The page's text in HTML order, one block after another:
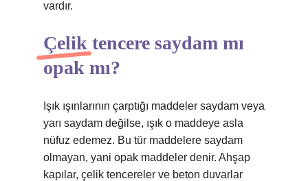
vardır.
Çelik tencere saydam mı
opak mı?
Işık ışınlarının çarptığı maddeler saydam veya
yarı saydam değilse, ışık o maddeye asla
nüfuz edemez. Bu tür maddelere saydam
olmayan, yani opak maddeler denir. Ahşap
kapılar, çelik tencereler ve beton duvarlar